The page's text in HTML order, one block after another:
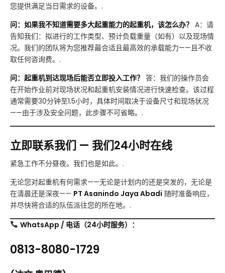
您提供满足当日需求的设备。.
问：如果我不知道需要多大起重能力的起重机，该怎么办？ A：请
告知我们：拟进行的工作类型、预计负载重量（如有）以及现场情
况。我们的团队将为您推荐最合适且最高效的承载能力——且不收
取任何咨询费。.
问：起重机到达现场后能否立即投入工作？ 答：我们的操作员会
在开始作业前对现场状况和起重机安装情况进行快速检查。该过程
通常需要30分钟至1.5小时，具体时间取决于设备尺寸和现场状况
——由于涉及安全问题，此步骤不可省略。.
立即联系我们 — 我们24小时在线
紧急工作不分昼夜。我们也是如此。.
无论您对起重机有何需求——无论是计划内的还是突发的，无论是
在清晨还是深夜—— PT Asanindo Jaya Abadi 随时准备响应，
并尽快将合适的队伍派往您的所在地。.
WhatsApp / 电话（24小时服务）：
0813-8080-1729